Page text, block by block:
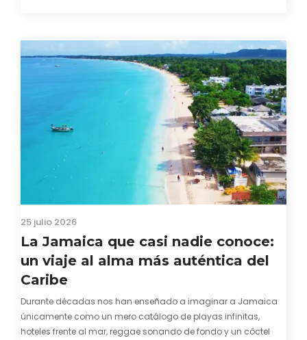
25 julio 2026
La Jamaica que casi nadie conoce:
un viaje al alma más auténtica del
Caribe
Durante décadas nos han enseñado a imaginar a Jamaica
únicamente como un mero catálogo de playas infinitas,
hoteles frente al mar, reggae sonando de fondo y un cóctel